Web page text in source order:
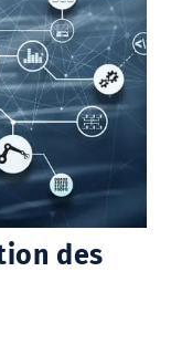
🔍
des